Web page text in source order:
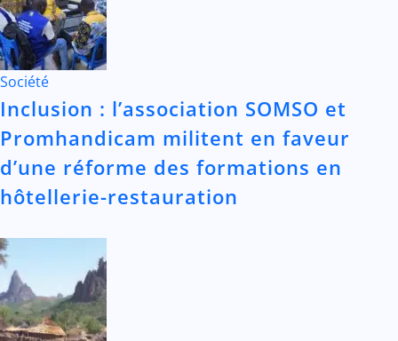
Société
Inclusion : l’association SOMSO et
Promhandicam militent en faveur
d’une réforme des formations en
hôtellerie-restauration